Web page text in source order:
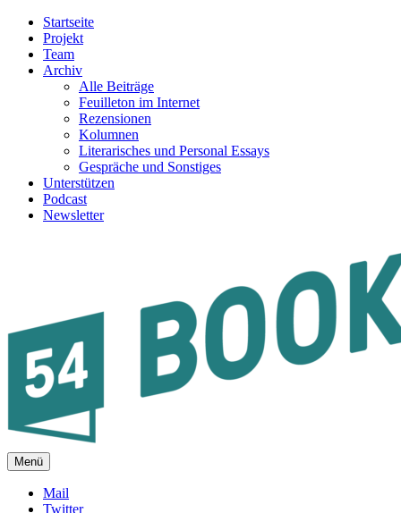
Startseite
Projekt
Team
Archiv
Alle Beiträge
Feuilleton im Internet
Rezensionen
Kolumnen
Literarisches und Personal Essays
Gespräche und Sonstiges
Unterstützen
Podcast
Newsletter
FEUILLETON IM INTERNET
Menü
Mail
Twitter